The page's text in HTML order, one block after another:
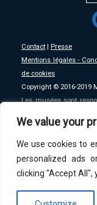
We value your
We use cookies to
personalized ads
clicking "Accept All",
Contact
Presse
Mentions légales -
de cookies
Copyright © 2016-2019
Les musées sont